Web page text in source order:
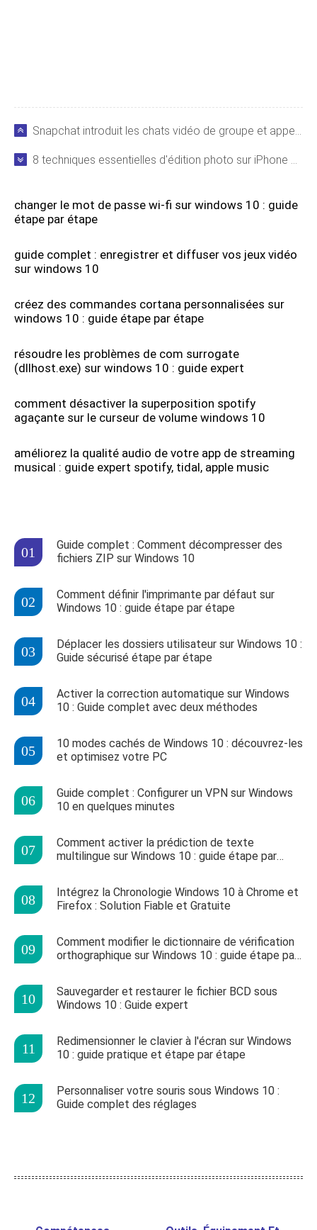
Snapchat introduit les chats vidéo de groupe et appels vocaux : jusqu'à 32 participants
8 techniques essentielles d'édition photo sur iPhone à maîtriser
changer le mot de passe wi-fi sur windows 10 : guide
étape par étape
guide complet : enregistrer et diffuser vos jeux vidéo
sur windows 10
créez des commandes cortana personnalisées sur
windows 10 : guide étape par étape
résoudre les problèmes de com surrogate
(dllhost.exe) sur windows 10 : guide expert
comment désactiver la superposition spotify
agaçante sur le curseur de volume windows 10
améliorez la qualité audio de votre app de streaming
musical : guide expert spotify, tidal, apple music
Guide complet : Comment décompresser des
fichiers ZIP sur Windows 10
Comment définir l'imprimante par défaut sur
Windows 10 : guide étape par étape
Déplacer les dossiers utilisateur sur Windows 10 :
Guide sécurisé étape par étape
Activer la correction automatique sur Windows
10 : Guide complet avec deux méthodes
10 modes cachés de Windows 10 : découvrez-les
et optimisez votre PC
Guide complet : Configurer un VPN sur Windows
10 en quelques minutes
Comment activer la prédiction de texte
multilingue sur Windows 10 : guide étape par
Intégrez la Chronologie Windows 10 à Chrome et
Firefox : Solution Fiable et Gratuite
Comment modifier le dictionnaire de vérification
orthographique sur Windows 10 : guide étape par
Sauvegarder et restaurer le fichier BCD sous
Windows 10 : Guide expert
Redimensionner le clavier à l'écran sur Windows
10 : guide pratique et étape par étape
Personnaliser votre souris sous Windows 10 :
Guide complet des réglages